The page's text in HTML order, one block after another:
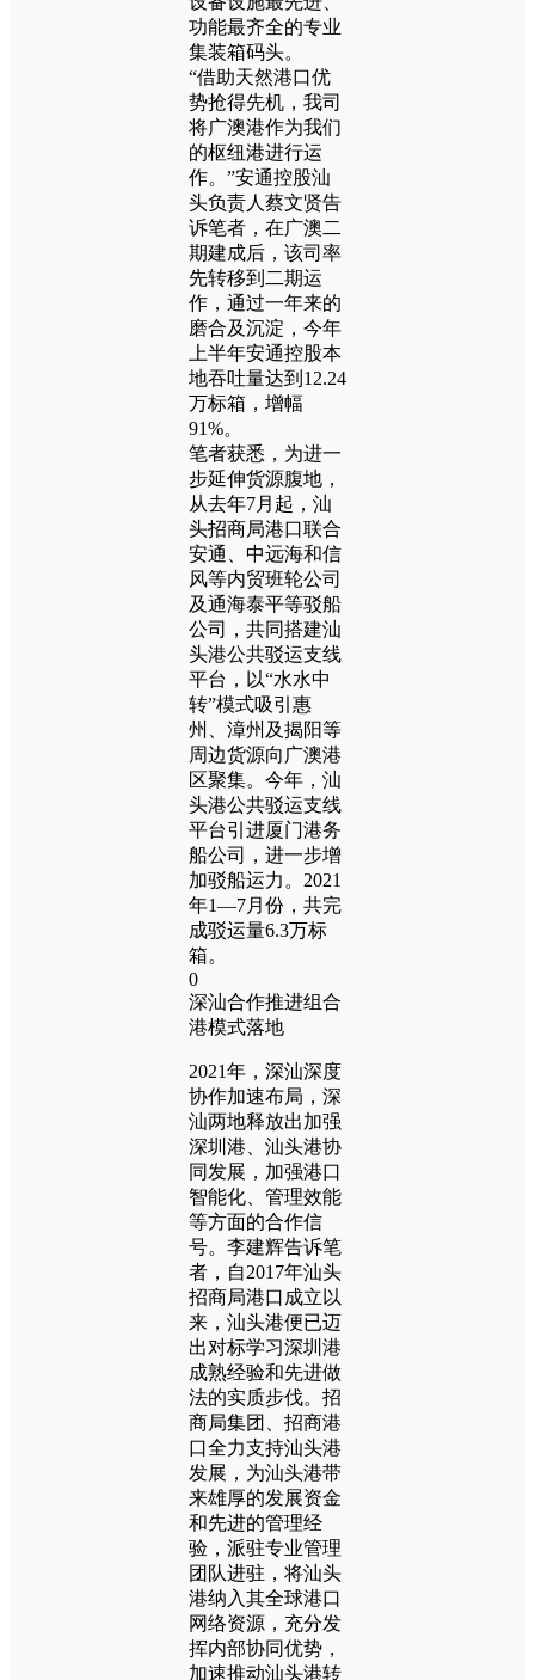
功能最齐全的专业
集装箱码头。
“借助天然港口优
势抢得先机，我司
将广澳港作为我们
的枢纽港进行运
作。”安通控股汕
头负责人蔡文贤告
诉笔者，在广澳二
期建成后，该司率
先转移到二期运
作，通过一年来的
磨合及沉淀，今年
上半年安通控股本
地吞吐量达到12.24
万标箱，增幅
91%。
笔者获悉，为进一
步延伸货源腹地，
从去年7月起，汕
头招商局港口联合
安通、中远海和信
风等内贸班轮公司
及通海泰平等驳船
公司，共同搭建汕
头港公共驳运支线
平台，以“水水中
转”模式吸引惠
州、漳州及揭阳等
周边货源向广澳港
区聚集。今年，汕
头港公共驳运支线
平台引进厦门港务
船公司，进一步增
加驳船运力。2021
年1—7月份，共完
成驳运量6.3万标
箱。
0
深汕合作推进组合
港模式落地
2021年，深汕深度
协作加速布局，深
汕两地释放出加强
深圳港、汕头港协
同发展，加强港口
智能化、管理效能
等方面的合作信
号。李建辉告诉笔
者，自2017年汕头
招商局港口成立以
来，汕头港便已迈
出对标学习深圳港
成熟经验和先进做
法的实质步伐。招
商局集团、招商港
口全力支持汕头港
发展，为汕头港带
来雄厚的发展资金
和先进的管理经
验，派驻专业管理
团队进驻，将汕头
港纳入其全球港口
网络资源，充分发
挥内部协同优势，
加速推动汕头港转